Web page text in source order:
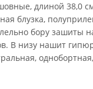
длиной 38,0
блузка,
бору зашиты
В низу нашит